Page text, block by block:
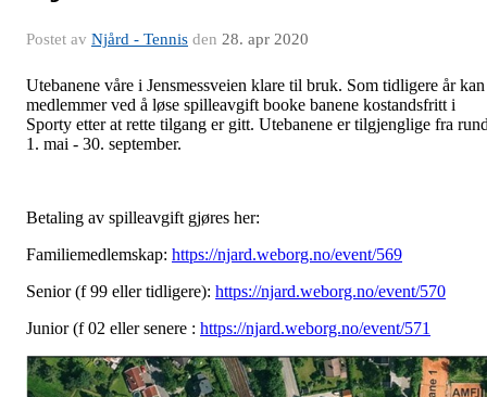
Postet av Njård - Tennis den 28. apr 2020
Utebanene våre i Jensmessveien klare til bruk. Som tidligere år kan
medlemmer ved å løse spilleavgift booke banene kostandsfritt i
Sporty etter at rette tilgang er gitt. Utebanene er tilgjenglige fra
1. mai - 30. september.
Betaling av spilleavgift gjøres her:
Familiemedlemskap: https://njard.weborg.no/event/569
Senior (f 99 eller tidligere): https://njard.weborg.no/event/570
Junior (f 02 eller senere : https://njard.weborg.no/event/571